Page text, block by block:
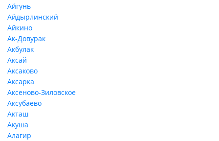
Айгунь
Айдырлинский
Айкино
Ак-Довурак
Акбулак
Аксай
Аксаково
Аксарка
Аксеново-Зиловское
Аксубаево
Акташ
Акуша
Алагир